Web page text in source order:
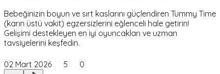
Bebeğinizin boyun ve sırt kaslarını güçlendiren Tummy Time
(karın üstü vakit) egzersizlerini eğlenceli hale getirin!
Gelişimi destekleyen en iyi oyuncakları ve uzman
tavsiyelerini keşfedin.
02 Mart 2026 5 0